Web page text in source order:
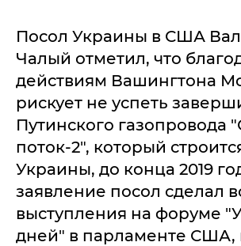
Посол Украины в США
Чалый отметил, что
действиям Вашингтона
рискует не успеть
Путинского газопровода
поток-2", который
Украины, до конца 2019
заявление посол сделал
выступления на форуме
дней" в парламенте США,